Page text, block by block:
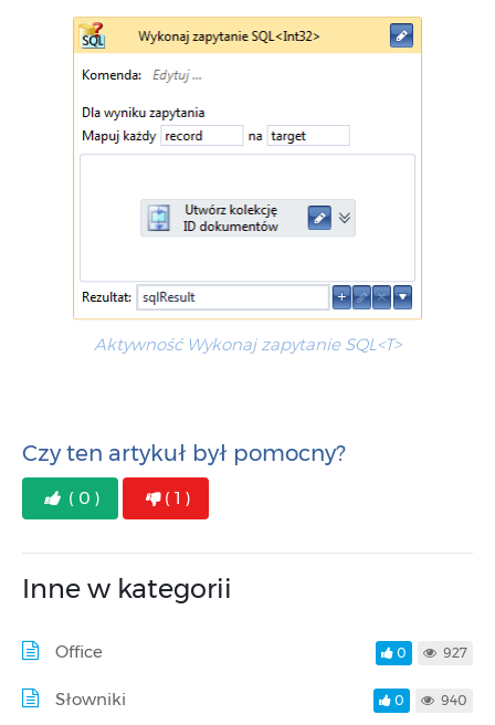
Aktywność Wykonaj zapytanie SQL<T>
Czy ten artykuł był pomocny?
( 0 ) ( 1 )
Inne w kategorii
Office 0 927
Słowniki 0 940